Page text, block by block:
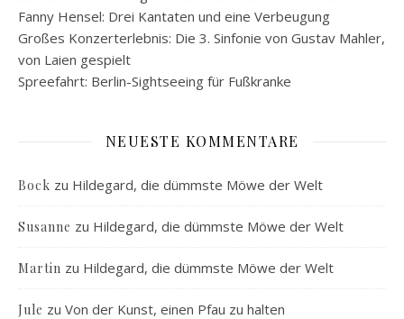
Fanny Hensel: Drei Kantaten und eine Verbeugung
Großes Konzerterlebnis: Die 3. Sinfonie von Gustav Mahler,
von Laien gespielt
Spreefahrt: Berlin-Sightseeing für Fußkranke
NEUESTE KOMMENTARE
Bock zu Hildegard, die dümmste Möwe der Welt
Susanne zu Hildegard, die dümmste Möwe der Welt
Martin zu Hildegard, die dümmste Möwe der Welt
Jule zu Von der Kunst, einen Pfau zu halten